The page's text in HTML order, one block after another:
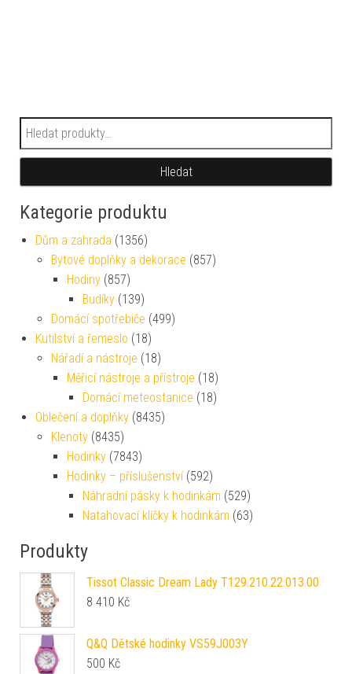
Hledat:
Hledat
Kategorie produktu
Dům a zahrada (1356)
Bytové doplňky a dekorace (857)
Hodiny (857)
Budíky (139)
Domácí spotřebiče (499)
Kutilství a řemeslo (18)
Nářadí a nástroje (18)
Měřicí nástroje a přístroje (18)
Domácí meteostanice (18)
Oblečení a doplňky (8435)
Klenoty (8435)
Hodinky (7843)
Hodinky – příslušenství (592)
Náhradní pásky k hodinkám (529)
Natahovací klíčky k hodinkám (63)
Produkty
Tissot Classic Dream Lady T129.210.22.013.00
8 410 Kč
Q&Q Dětské hodinky VS59J003Y
500 Kč